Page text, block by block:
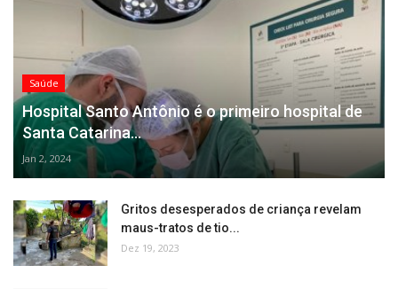
Saúde
Hospital Santo Antônio é o primeiro hospital de
Santa Catarina...
Jan 2, 2024
Gritos desesperados de criança revelam
maus-tratos de tio...
Dez 19, 2023